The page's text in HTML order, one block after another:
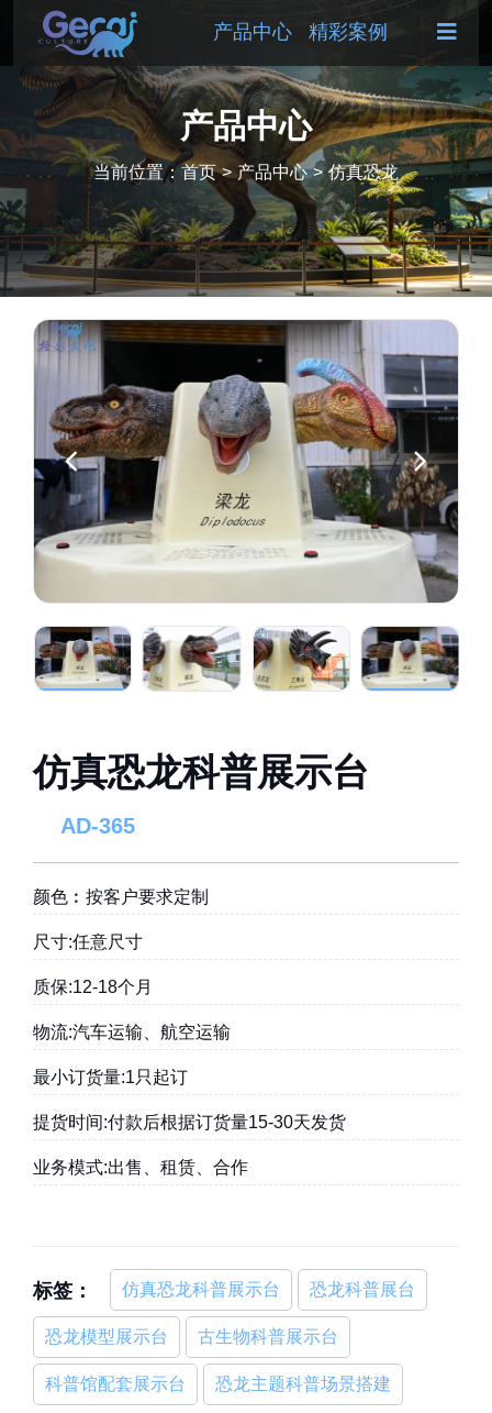
产品中心 精彩案例
产品中心
当前位置：首页 > 产品中心 > 仿真恐龙
仿真恐龙科普展示台
AD-365
颜色︰按客户要求定制
尺寸:任意尺寸
质保:12-18个月
物流:汽车运输、航空运输
最小订货量:1只起订
提货时间:付款后根据订货量15-30天发货
业务模式:出售、租赁、合作
标签： 仿真恐龙科普展示台 恐龙科普展台
恐龙模型展示台 古生物科普展示台
科普馆配套展示台 恐龙主题科普场景搭建